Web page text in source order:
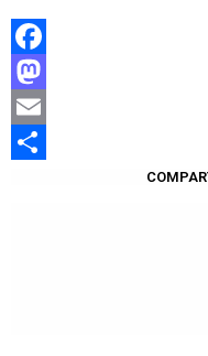
Facebook
Mastodon
Email